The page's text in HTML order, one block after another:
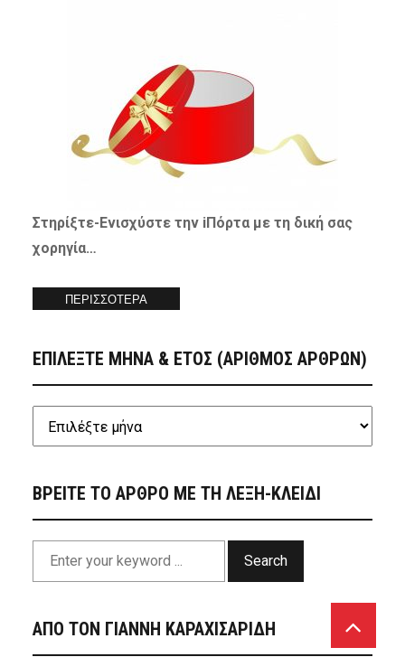
Στηρίξτε- Ενισχύστετην iΠόρτα με τη δική σας
χορηγία…
ΠΕΡΙΣΣΟΤΕΡΑ
ΕΠΙΛΕΞΤΕ ΜΗΝΑ & ΕΤΟΣ (ΑΡΙΘΜΟΣ ΑΡΘΡΩΝ)
ΒΡΕΙΤΕ ΤΟ ΑΡΘΡΟ ΜΕ ΤΗ ΛΕΞΗ-ΚΛΕΙΔΙ
Search
ΑΠΟ ΤΟΝ ΓΙΑΝΝΗ ΚΑΡΑΧΙΣΑΡΙΔΗ